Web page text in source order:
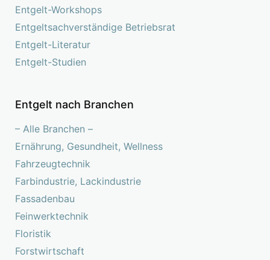
Entgelt-Workshops
Entgeltsachverständige Betriebsrat
Entgelt-Literatur
Entgelt-Studien
Entgelt nach Branchen
– Alle Branchen –
Ernährung, Gesundheit, Wellness
Fahrzeugtechnik
Farbindustrie, Lackindustrie
Fassadenbau
Feinwerktechnik
Floristik
Forstwirtschaft